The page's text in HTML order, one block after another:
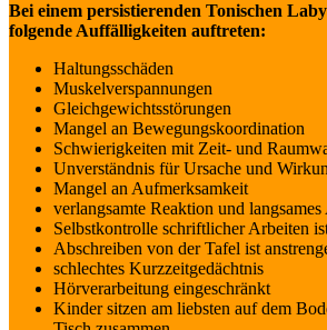
Bei einem persistierenden Tonischen
folgende Auffälligkeiten auftreten:
Haltungsschäden
Muskelverspannungen
Gleichgewichtsstörungen
Mangel an Bewegungskoordination
Schwierigkeiten mit Zeit- und
Unverständnis für Ursache und
Mangel an Aufmerksamkeit
verlangsamte Reaktion und langsames
Selbstkontrolle schriftlicher Arbeiten
Abschreiben von der Tafel ist
schlechtes Kurzzeitgedächtnis
Hörverarbeitung eingeschränkt
Kinder sitzen am liebsten auf dem